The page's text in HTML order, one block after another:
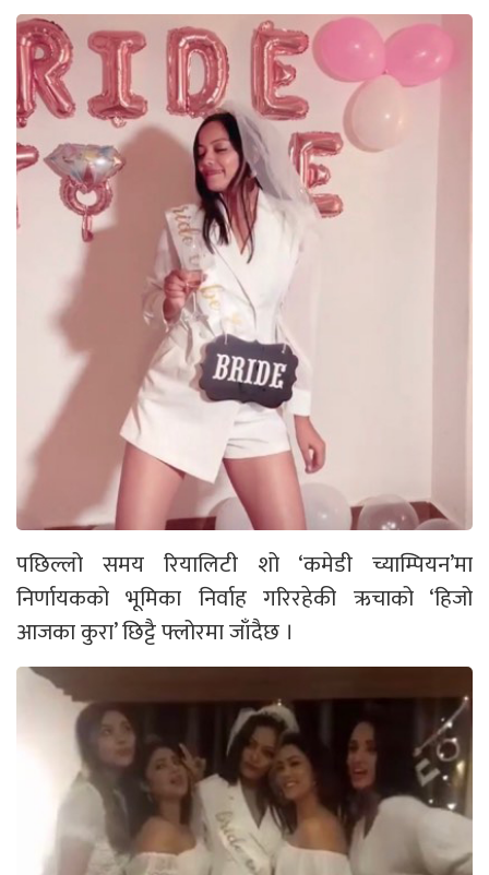
पछिल्लो समय रियालिटी शो ‘कमेडी च्याम्पियन’मा
निर्णायकको भूमिका निर्वाह गरिरहेकी ऋचाको ‘हिजो
आजका कुरा’ छिट्टै फ्लोरमा जाँदैछ ।